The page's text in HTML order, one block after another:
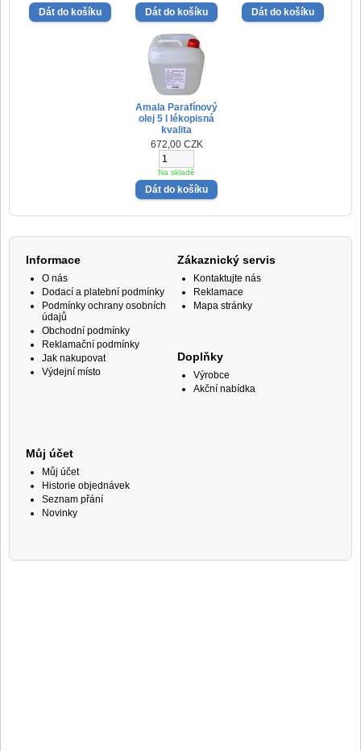
Amala Parafínový
olej 5 l lékopisná
kvalita
672,00 CZK
Na skladě
Informace
O nás
Dodací a platební podmínky
Podmínky ochrany osobních
údajů
Obchodní podmínky
Reklamační podmínky
Jak nakupovat
Výdejní místo
Zákaznický servis
Kontaktujte nás
Reklamace
Mapa stránky
Doplňky
Výrobce
Akční nabídka
Můj účet
Můj účet
Historie objednávek
Seznam přání
Novinky